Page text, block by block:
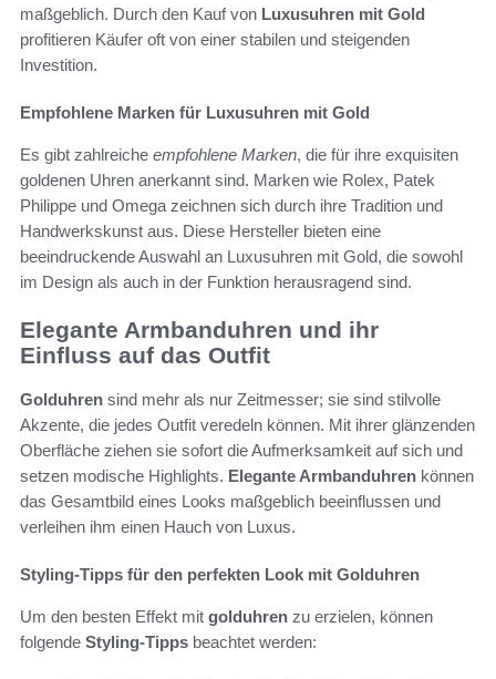
maßgeblich. Durch den Kauf von Luxusuhren mit Gold
profitieren Käufer oft von einer stabilen und steigenden
Investition.
Empfohlene Marken für Luxusuhren mit Gold
Es gibt zahlreiche empfohlene Marken, die für ihre exquisiten
goldenen Uhren anerkannt sind. Marken wie Rolex, Patek
Philippe und Omega zeichnen sich durch ihre Tradition und
Handwerkskunst aus. Diese Hersteller bieten eine
beeindruckende Auswahl an Luxusuhren mit Gold, die sowohl
im Design als auch in der Funktion herausragend sind.
Elegante Armbanduhren und ihr
Einfluss auf das Outfit
Golduhren sind mehr als nur Zeitmesser; sie sind stilvolle
Akzente, die jedes Outfit veredeln können. Mit ihrer glänzenden
Oberfläche ziehen sie sofort die Aufmerksamkeit auf sich und
setzen modische Highlights. Elegante Armbanduhren können
das Gesamtbild eines Looks maßgeblich beeinflussen und
verleihen ihm einen Hauch von Luxus.
Styling-Tipps für den perfekten Look mit Golduhren
Um den besten Effekt mit golduhren zu erzielen, können
folgende Styling-Tipps beachtet werden: